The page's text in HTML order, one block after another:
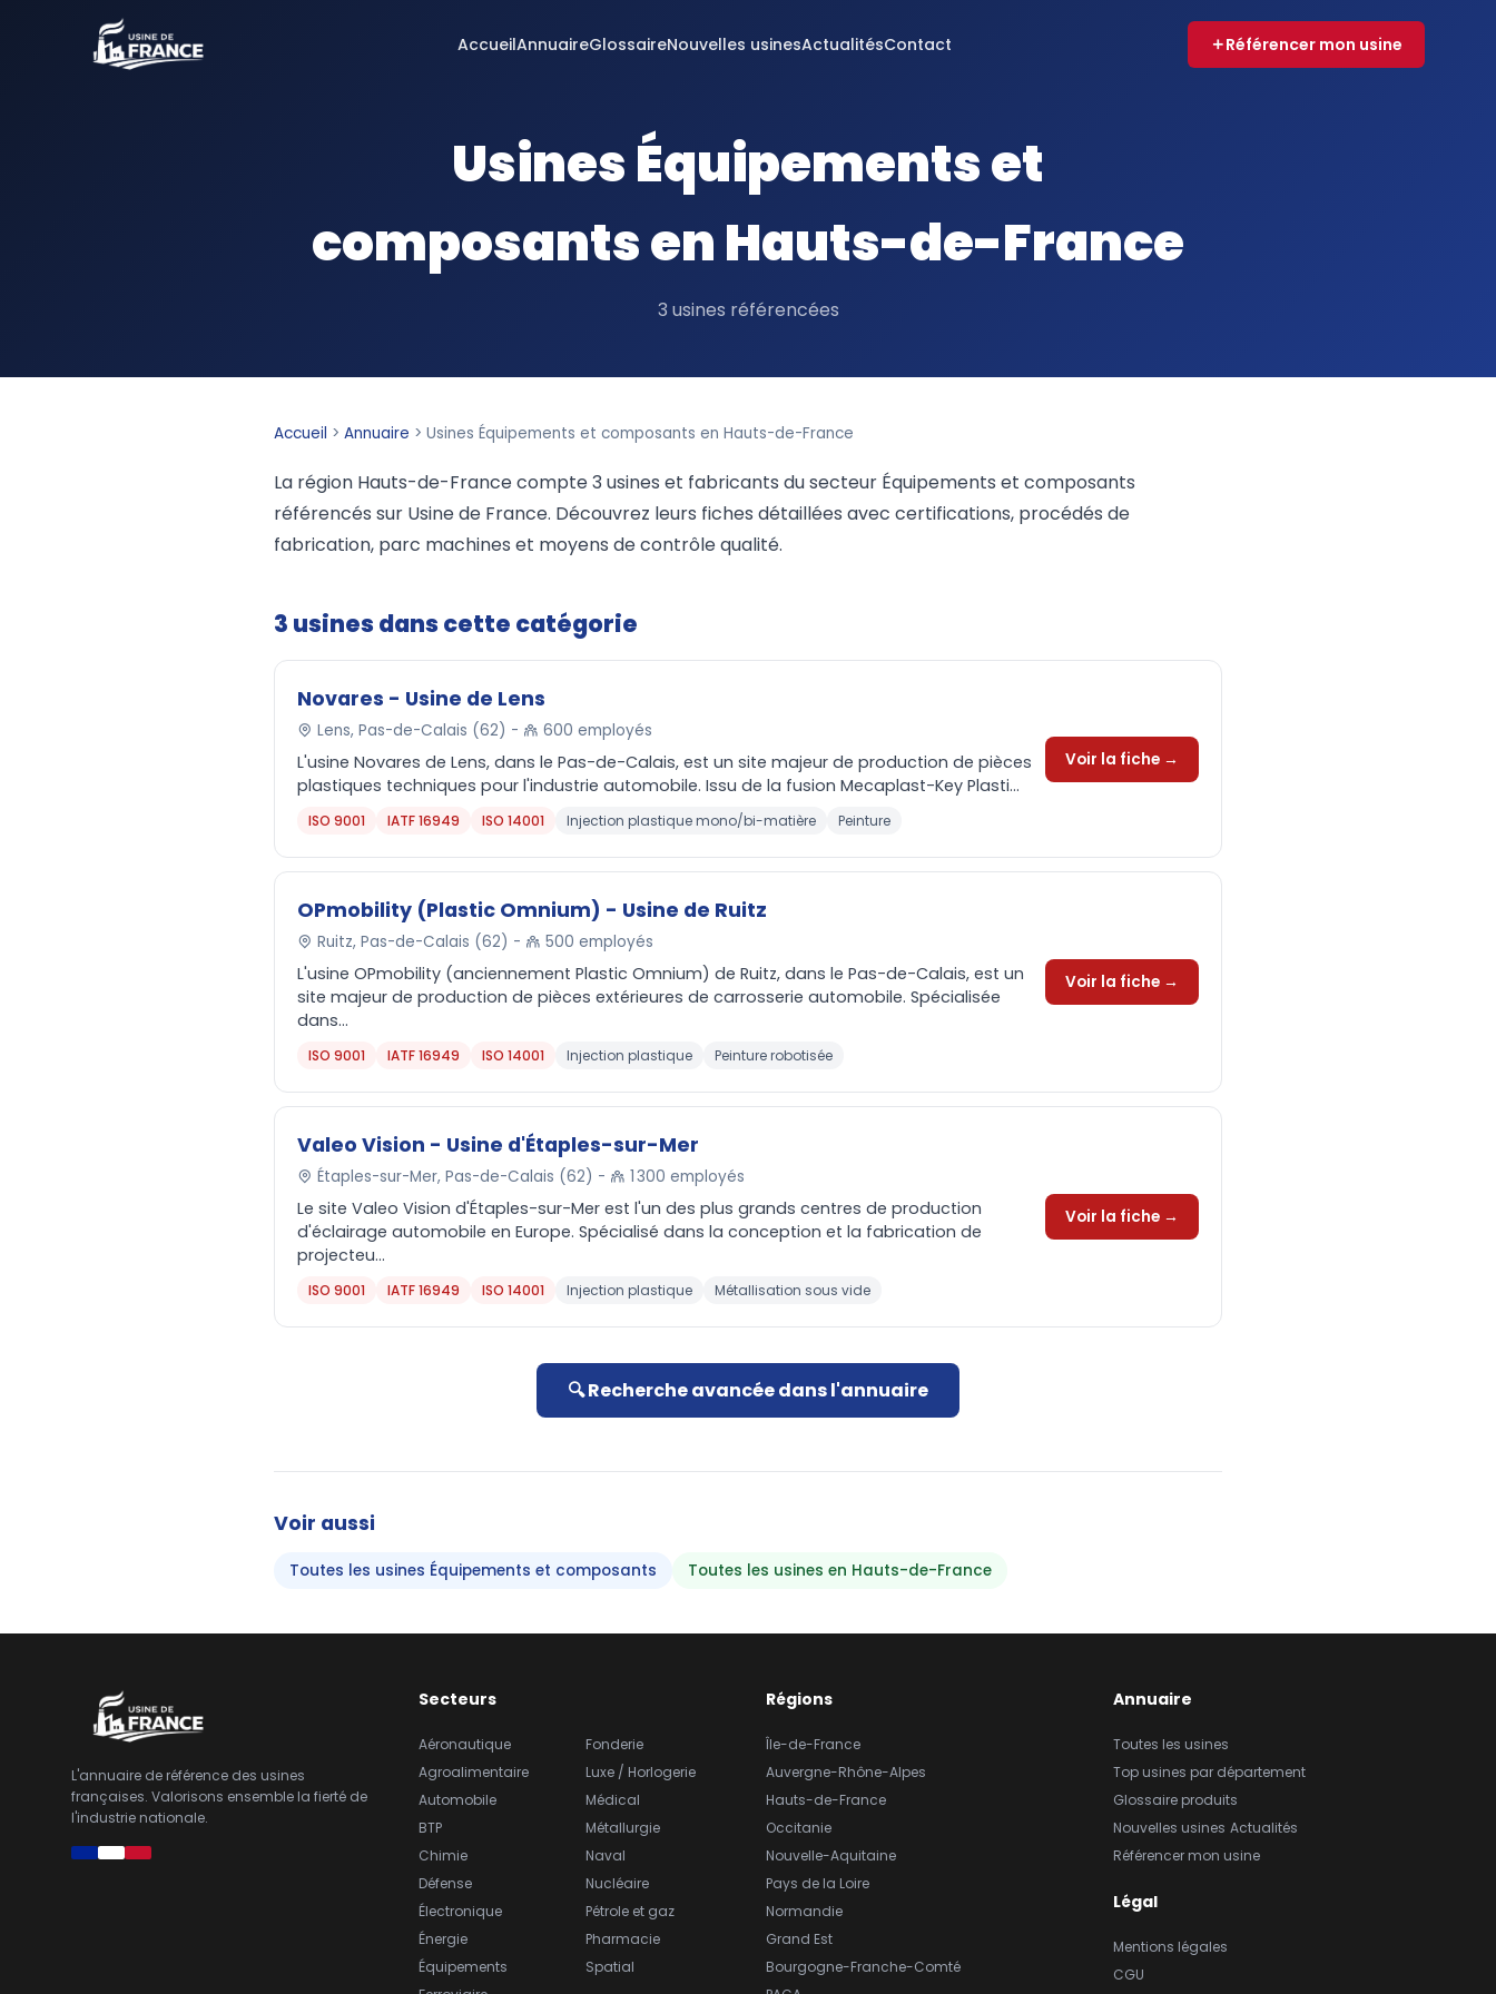
AccueilAnnuaireGlossaireNouvelles usinesActualitésContact Référencer mon usine
Usines Équipements et
composants en Hauts-de-France
3 usines référencées
Accueil > Annuaire > Usines Équipements et composants en Hauts-de-France
La région Hauts-de-France compte 3 usines et fabricants du secteur Équipements et composants
référencés sur Usine de France. Découvrez leurs fiches détaillées avec certifications, procédés de
fabrication, parc machines et moyens de contrôle qualité.
3 usines dans cette catégorie
Novares - Usine de Lens
Lens, Pas-de-Calais (62) - 600 employés
L'usine Novares de Lens, dans le Pas-de-Calais, est un site majeur de production de pièces
plastiques techniques pour l'industrie automobile. Issu de la fusion Mecaplast-Key Plasti...
ISO 9001 IATF 16949 ISO 14001 Injection plastique mono/bi-matière Peinture
Voir la fiche →
OPmobility (Plastic Omnium) - Usine de Ruitz
Ruitz, Pas-de-Calais (62) - 500 employés
L'usine OPmobility (anciennement Plastic Omnium) de Ruitz, dans le Pas-de-Calais, est un
site majeur de production de pièces extérieures de carrosserie automobile. Spécialisée
dans...
ISO 9001 IATF 16949 ISO 14001 Injection plastique Peinture robotisée
Voir la fiche →
Valeo Vision - Usine d'Étaples-sur-Mer
Étaples-sur-Mer, Pas-de-Calais (62) - 1 300 employés
Le site Valeo Vision d'Étaples-sur-Mer est l'un des plus grands centres de production
d'éclairage automobile en Europe. Spécialisé dans la conception et la fabrication de
projecteu...
ISO 9001 IATF 16949 ISO 14001 Injection plastique Métallisation sous vide
Voir la fiche →
🔍 Recherche avancée dans l'annuaire
Voir aussi
Toutes les usines Équipements et composants Toutes les usines en Hauts-de-France
L'annuaire de référence des usines
françaises. Valorisons ensemble la fierté de
l'industrie nationale.
Secteurs
Aéronautique
Agroalimentaire
Automobile
BTP
Chimie
Défense
Électronique
Énergie
Équipements
Fonderie
Luxe / Horlogerie
Médical
Métallurgie
Naval
Nucléaire
Pétrole et gaz
Pharmacie
Spatial
Régions
Île-de-France
Auvergne-Rhône-Alpes
Hauts-de-France
Occitanie
Nouvelle-Aquitaine
Pays de la Loire
Normandie
Grand Est
Bourgogne-Franche-Comté
Annuaire
Toutes les usines
Top usines par département
Glossaire produits
Nouvelles usines Actualités
Référencer mon usine
Légal
Mentions légales
CGU